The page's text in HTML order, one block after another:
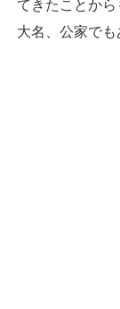
てきたことから
大名、公家でも